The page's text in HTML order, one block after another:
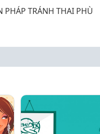
PHÁP TRÁNH THAI PHÙ